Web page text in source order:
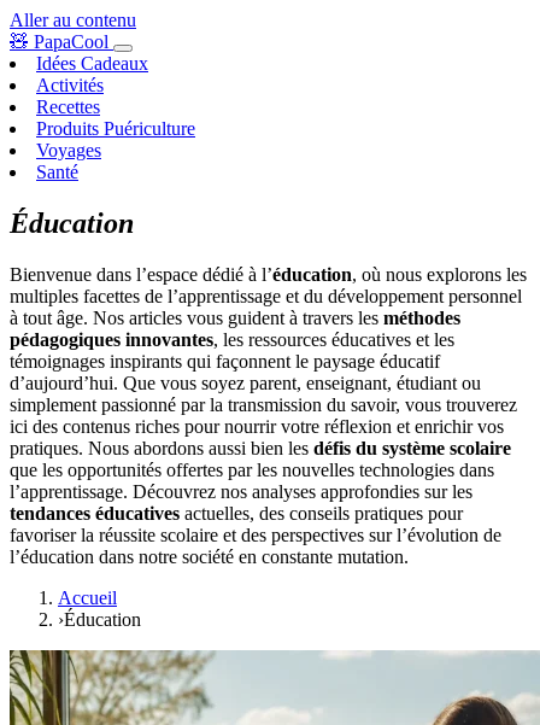
Aller au contenu
🧸 PapaCool
Idées Cadeaux
Activités
Recettes
Produits Puériculture
Voyages
Santé
Éducation
Bienvenue dans l’espace dédié à l’éducation, où nous explorons les
multiples facettes de l’apprentissage et du développement personnel
à tout âge. Nos articles vous guident à travers les méthodes
pédagogiques innovantes, les ressources éducatives et les
témoignages inspirants qui façonnent le paysage éducatif
d’aujourd’hui. Que vous soyez parent, enseignant, étudiant ou
simplement passionné par la transmission du savoir, vous trouverez
ici des contenus riches pour nourrir votre réflexion et enrichir vos
pratiques. Nous abordons aussi bien les défis du système scolaire
que les opportunités offertes par les nouvelles technologies dans
l’apprentissage. Découvrez nos analyses approfondies sur les
tendances éducatives actuelles, des conseils pratiques pour
favoriser la réussite scolaire et des perspectives sur l’évolution de
l’éducation dans notre société en constante mutation.
Accueil
›Éducation